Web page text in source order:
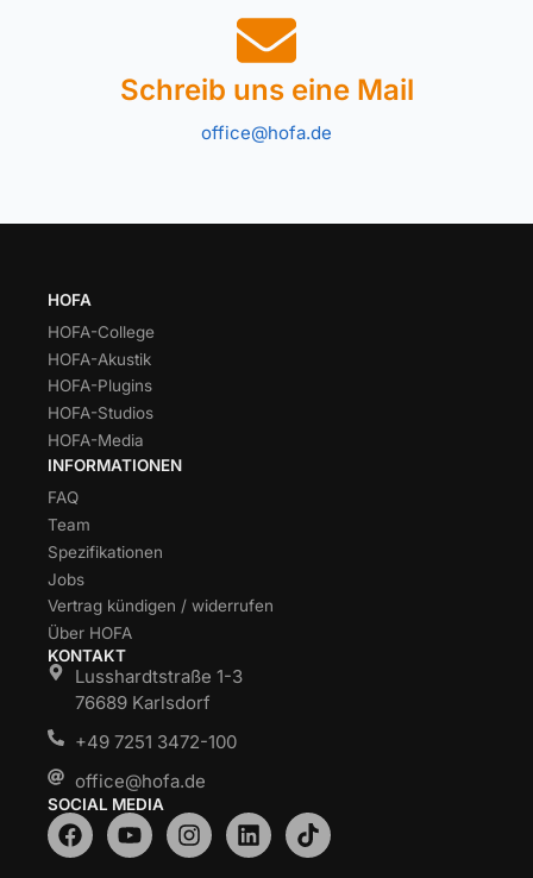
Schreib uns eine Mail
office@hofa.de
HOFA
HOFA-College
HOFA-Akustik
HOFA-Plugins
HOFA-Studios
HOFA-Media
INFORMATIONEN
FAQ
Team
Spezifikationen
Jobs
Vertrag kündigen / widerrufen
Über HOFA
KONTAKT
Lusshardtstraße 1-3
76689 Karlsdorf
+49 7251 3472-100
office@hofa.de
SOCIAL MEDIA